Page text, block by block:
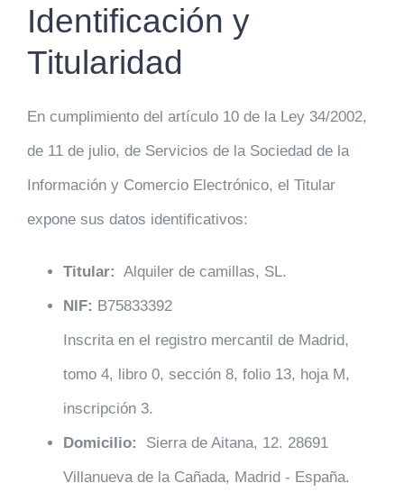
SaltarIdentificación y
Titularidad
En cumplimiento del artículo 10 de la Ley 34/2002,
de 11 de julio, de Servicios de la Sociedad de la
Información y Comercio Electrónico, el Titular
expone sus datos identificativos:
Titular: Alquiler de camillas, SL.
NIF: B75833392
Inscrita en el registro mercantil de Madrid,
tomo 4, libro 0, sección 8, folio 13, hoja M,
inscripción 3.
Domicilio:
Sierra de Aitana, 12. 28691
Villanueva de la Cañada, Madrid - España.